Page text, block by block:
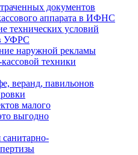
документов
аппарата в ИФНС
технических условий
УФРС
наружной рекламы
техники
веранд, павильонов
малого
выгодно